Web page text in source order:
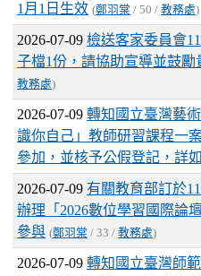
1月1日生效 (鄭羽棠 / 50 / 教務處)
2026-07-09 檢送客家委員會
子檔1份，請協助宣導並鼓勵
教務處)
2026-07-09 轉知國立臺灣藝
識你自己」教師研習課程一
參加，並核予公假登記，詳
2026-07-09 有關教育部訂於
辦理「2026數位學習國際論
參與 (鄭羽棠 / 33 / 教務處)
2026-07-09 轉知國立臺灣師